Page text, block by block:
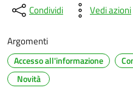
Condividi Vedi azioni
Argomenti
Accesso all'informazione
Novità